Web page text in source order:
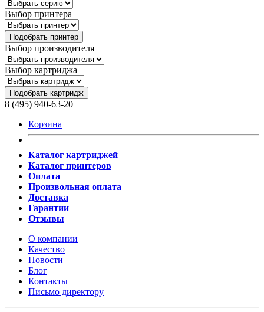
Выбор принтера
Подобрать принтер
Выбор производителя
Выбор картриджа
Подобрать картридж
8 (495) 940-63-20
Корзина
Каталог картриджей
Каталог принтеров
Оплата
Произвольная оплата
Доставка
Гарантии
Отзывы
О компании
Качество
Новости
Блог
Контакты
Письмо директору